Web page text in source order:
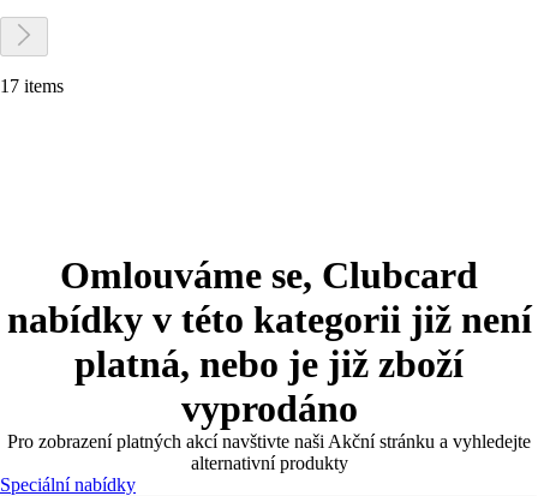
17 items
Omlouváme se, Clubcard
nabídky v této kategorii již není
platná, nebo je již zboží
vyprodáno
Pro zobrazení platných akcí navštivte naši Akční stránku a vyhledejte
alternativní produkty
Speciální nabídky